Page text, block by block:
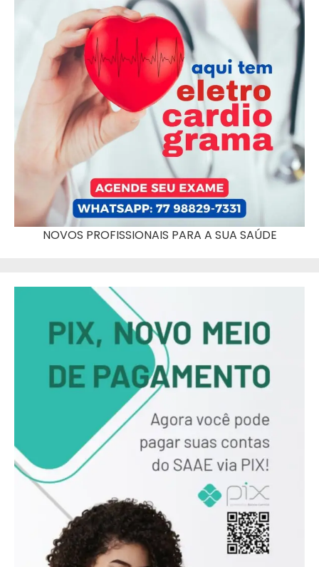
NOVOS PROFISSIONAIS PARA A SUA SAÚDE